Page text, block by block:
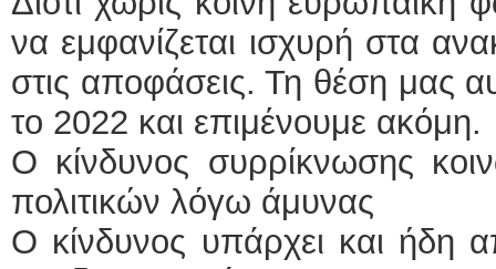
να εμφανίζεται ισχυρή στα
στις αποφάσεις. Τη θέση μας
το 2022 και επιμένουμε ακόμη.
Ο κίνδυνος συρρίκνωσης
πολιτικών λόγω άμυνας
Ο κίνδυνος υπάρχει και ήδη